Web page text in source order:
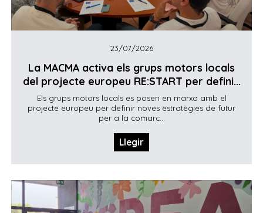
23/07/2026
La MACMA activa els grups motors locals
del projecte europeu RE:START per defini...
Els grups motors locals es posen en marxa amb el
projecte europeu per definir noves estratègies de futur
per a la comarc...
Llegir